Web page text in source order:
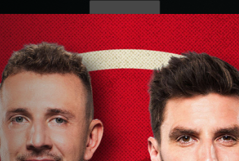
TV program Operátoři